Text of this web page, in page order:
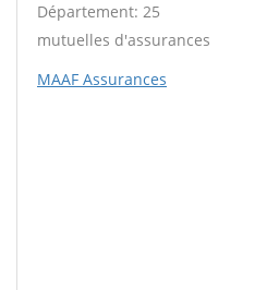
Département: 25
mutuelles d'assurances
MAAF Assurances